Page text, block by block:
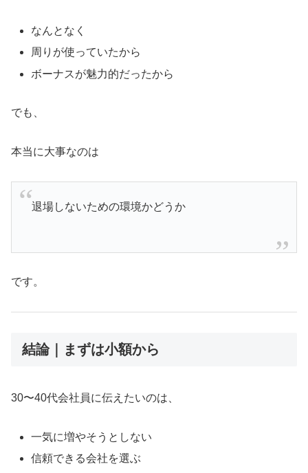
なんとなく
周りが使っていたから
ボーナスが魅力的だったから
でも、
本当に大事なのは
退場しないための環境かどうか
です。
結論｜まずは小額から
30〜40代会社員に伝えたいのは、
一気に増やそうとしない
信頼できる会社を選ぶ